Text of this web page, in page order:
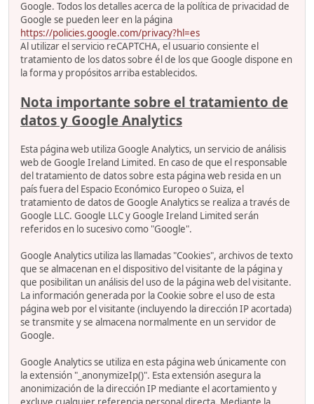
Google. Todos los detalles acerca de la política de privacidad de
Google se pueden leer en la página
https://policies.google.com/privacy?hl=es
Al utilizar el servicio reCAPTCHA, el usuario consiente el
tratamiento de los datos sobre él de los que Google dispone en
la forma y propósitos arriba establecidos.
Nota importante sobre el tratamiento de
datos y Google Analytics
Esta página web utiliza Google Analytics, un servicio de análisis
web de Google Ireland Limited. En caso de que el responsable
del tratamiento de datos sobre esta página web resida en un
país fuera del Espacio Económico Europeo o Suiza, el
tratamiento de datos de Google Analytics se realiza a través de
Google LLC. Google LLC y Google Ireland Limited serán
referidos en lo sucesivo como "Google".
Google Analytics utiliza las llamadas "Cookies", archivos de texto
que se almacenan en el dispositivo del visitante de la página y
que posibilitan un análisis del uso de la página web del visitante.
La información generada por la Cookie sobre el uso de esta
página web por el visitante (incluyendo la dirección IP acortada)
se transmite y se almacena normalmente en un servidor de
Google.
Google Analytics se utiliza en esta página web únicamente con
la extensión "_anonymizeIp()". Esta extensión asegura la
anonimización de la dirección IP mediante el acortamiento y